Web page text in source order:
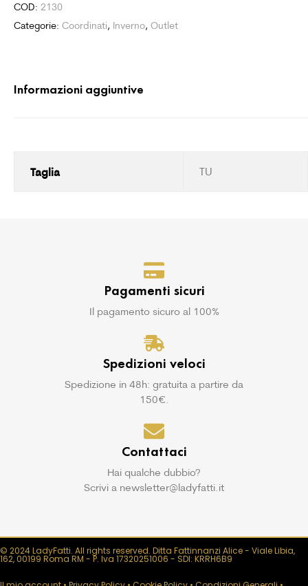
COD: 2130
Categorie: Coordinati, Inverno, Outlet
Informazioni aggiuntive
Taglia TU
Pagamenti sicuri
Il pagamento sicuro al 100%
Spedizioni veloci
Spedizione in 48h: gratuita a partire da
150€.
Contattaci
Hai qualche dubbio?
Scrivi a newsletter@ladyfatti.it
© 2024 LadyFatti. All rights reserved. Ditta Fattinnanzi Alice - Viale Libia,
162, 00199 Roma RM - P. Iva 17320251006 - SDI: KRRH6B9